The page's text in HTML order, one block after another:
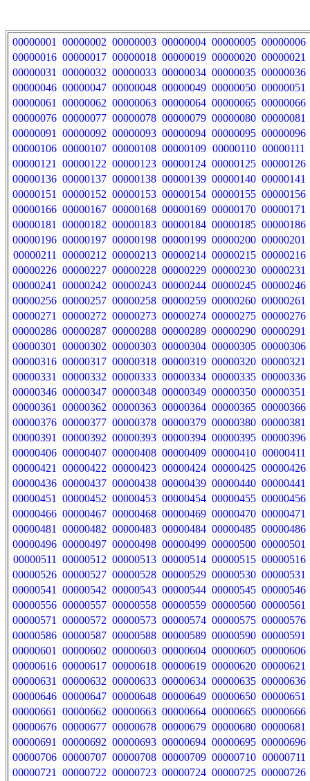
00000001 00000002 00000003 00000004 00000005 00000006
00000016 00000017 00000018 00000019 00000020 00000021
00000031
00000032 00000033 00000034 00000035 00000036
00000046 00000047 00000048 00000049 00000050 00000051
00000061
00000062 00000063 00000064 00000065 00000066
00000076 00000077 00000078 00000079 00000080 00000081
00000091
00000092 00000093 00000094 00000095 00000096
00000106 00000107 00000108 00000109 00000110 00000111
00000121
00000122 00000123 00000124 00000125 00000126
00000136 00000137 00000138 00000139 00000140 00000141
00000151
00000152 00000153 00000154 00000155 00000156
00000166 00000167 00000168 00000169 00000170 00000171
00000181
00000182 00000183 00000184 00000185 00000186
00000196 00000197 00000198 00000199 00000200 00000201
00000211
00000212 00000213 00000214 00000215 00000216
00000226 00000227 00000228 00000229 00000230 00000231
00000241
00000242 00000243 00000244 00000245 00000246
00000256 00000257 00000258 00000259 00000260 00000261
00000271
00000272 00000273 00000274 00000275 00000276
00000286 00000287 00000288 00000289 00000290 00000291
00000301
00000302 00000303 00000304 00000305 00000306
00000316 00000317 00000318 00000319 00000320 00000321
00000331
00000332 00000333 00000334 00000335 00000336
00000346 00000347 00000348 00000349 00000350 00000351
00000361
00000362 00000363 00000364 00000365 00000366
00000376 00000377 00000378 00000379 00000380 00000381
00000391
00000392 00000393 00000394 00000395 00000396
00000406 00000407 00000408 00000409 00000410 00000411
00000421
00000422 00000423 00000424 00000425 00000426
00000436 00000437 00000438 00000439 00000440 00000441
00000451
00000452 00000453 00000454 00000455 00000456
00000466 00000467 00000468 00000469 00000470 00000471
00000481
00000482 00000483 00000484 00000485 00000486
00000496 00000497 00000498 00000499 00000500 00000501
00000511
00000512 00000513 00000514 00000515 00000516
00000526 00000527 00000528 00000529 00000530 00000531
00000541
00000542 00000543 00000544 00000545 00000546
00000556 00000557 00000558 00000559 00000560 00000561
00000571
00000572 00000573 00000574 00000575 00000576
00000586 00000587 00000588 00000589 00000590 00000591
00000601
00000602 00000603 00000604 00000605 00000606
00000616 00000617 00000618 00000619 00000620 00000621
00000631
00000632 00000633 00000634 00000635 00000636
00000646 00000647 00000648 00000649 00000650 00000651
00000661
00000662 00000663 00000664 00000665 00000666
00000676 00000677 00000678 00000679 00000680 00000681
00000691
00000692 00000693 00000694 00000695 00000696
00000706 00000707 00000708 00000709 00000710 00000711
00000721
00000722 00000723 00000724 00000725 00000726